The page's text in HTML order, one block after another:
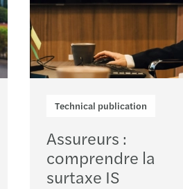
Technical publication
Assureurs :
comprendre la
surtaxe IS